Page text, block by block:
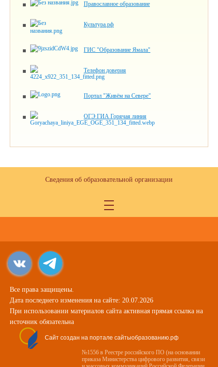
Православное образование
Культура.рф
ГИС "Образование Ямала"
Телефон доверия
Портал "Живём на Севере"
ОГЭ ГИА Горячая линия
Сведения об образовательной организации
Все права защищены.
Дата последнего изменения на сайте: 20.07.2026
При использовании материалов сайта активная прямая ссылка на
источник обязательна
Сайт создан на портале сайтыобразованию.рф
№1556 в Реестре российского ПО (на основании
приказа Министерства цифрового развития, связи